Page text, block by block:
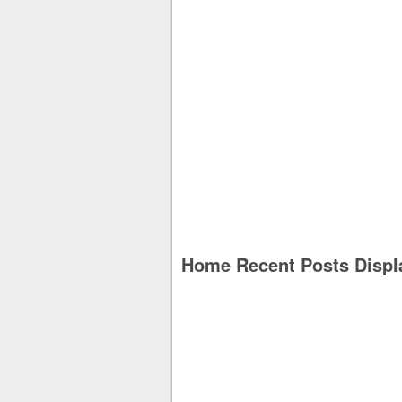
Home Recent Posts